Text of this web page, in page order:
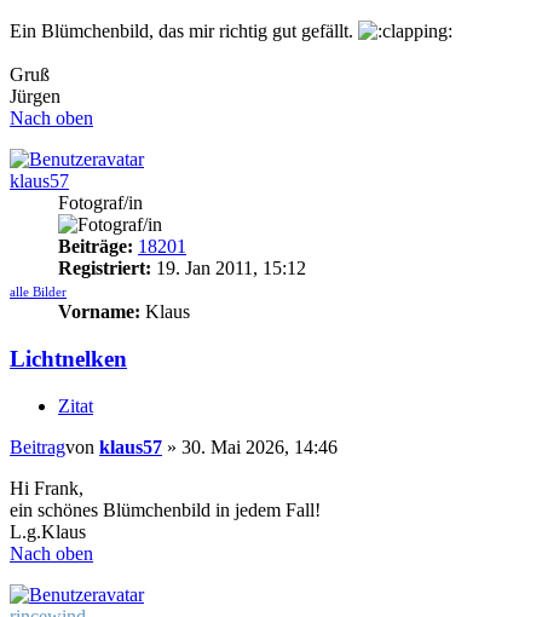
Ein Blümchenbild, das mir richtig gut gefällt.
Gruß
Jürgen
Nach oben
klaus57
Fotograf/in
Beiträge: 18201
Registriert: 19. Jan 2011, 15:12
alle Bilder
Vorname: Klaus
Lichtnelken
Zitat
Beitragvon klaus57 » 30. Mai 2026, 14:46
Hi Frank,
ein schönes Blümchenbild in jedem Fall!
L.g.Klaus
Nach oben